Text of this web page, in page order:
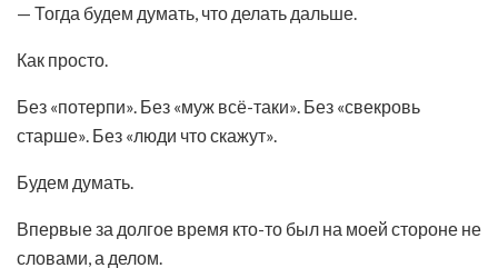
— Тогда будем думать, что делать дальше.
Как просто.
Без «потерпи». Без «муж всё-таки». Без «свекровь
старше». Без «люди что скажут».
Будем думать.
Впервые за долгое время кто-то был на моей стороне не
словами, а делом.